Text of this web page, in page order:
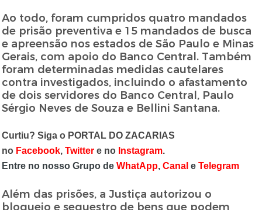
Ao todo, foram cumpridos quatro mandados
de prisão preventiva e 15 mandados de busca
e apreensão nos estados de São Paulo e Minas
Gerais, com apoio do Banco Central. Também
foram determinadas medidas cautelares
contra investigados, incluindo o afastamento
de dois servidores do Banco Central, Paulo
Sérgio Neves de Souza e Bellini Santana.
Curtiu? Siga o PORTAL DO ZACARIAS
no Facebook,Twitter e no Instagram.
Entre no nosso Grupo deWhatApp,Canal eTelegram
Além das prisões, a Justiça autorizou o
bloqueio e sequestro de bens que podem